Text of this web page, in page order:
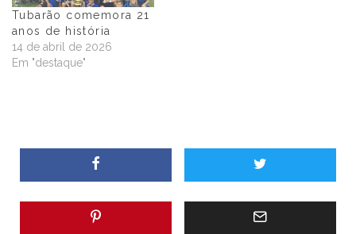
Tubarão comemora 21
anos de história
14 de abril de 2026
Em "destaque"